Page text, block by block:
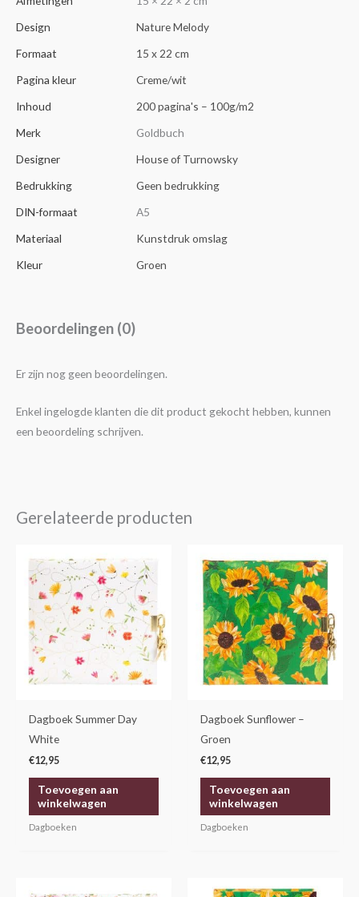
Design
Nature Melody
Formaat
15 x 22 cm
Pagina kleur
Creme/wit
Inhoud
200 pagina's – 100g/m2
Merk
Goldbuch
Designer
House of Turnowsky
Bedrukking
Geen bedrukking
DIN-formaat
A5
Materiaal
Kunstdruk omslag
Kleur
Groen
Beoordelingen (0)
Er zijn nog geen beoordelingen.
Enkel ingelogde klanten die dit product gekocht hebben, kunnen
een beoordeling schrijven.
Gerelateerde producten
Dagboek Summer Day
White
€12,95
Toevoegen aan
winkelwagen
Dagboeken
Dagboek Sunflower –
Groen
€12,95
Toevoegen aan
winkelwagen
Dagboeken